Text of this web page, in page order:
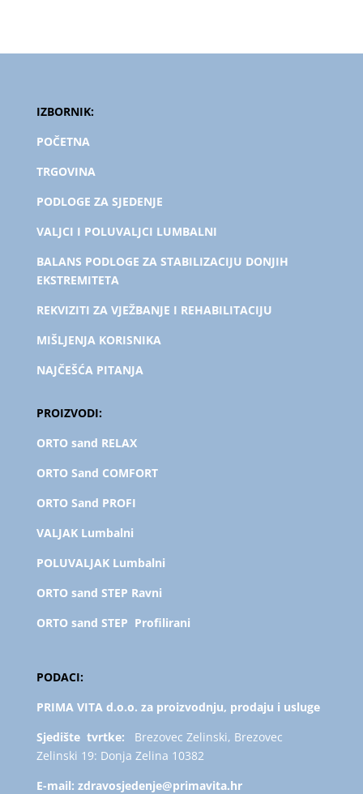
IZBORNIK:
POČETNA
TRGOVINA
PODLOGE ZA SJEDENJE
VALJCI I POLUVALJCI LUMBALNI
BALANS PODLOGE ZA STABILIZACIJU DONJIH
EKSTREMITETA
REKVIZITI ZA VJEŽBANJE I REHABILITACIJU
MIŠLJENJA KORISNIKA
NAJČEŠĆA PITANJA
PROIZVODI:
ORTO sand RELAX
ORTO Sand COMFORT
ORTO Sand PROFI
VALJAK Lumbalni
POLUVALJAK Lumbalni
ORTO sand STEP Ravni
ORTO sand STEP Profilirani
PODACI:
PRIMA VITA d.o.o. za proizvodnju, prodaju i usluge
Sjedište tvrtke:
Brezovec Zelinski, Brezovec
Zelinski 19: Donja Zelina 10382
E-mail: zdravosjedenje@primavita.hr